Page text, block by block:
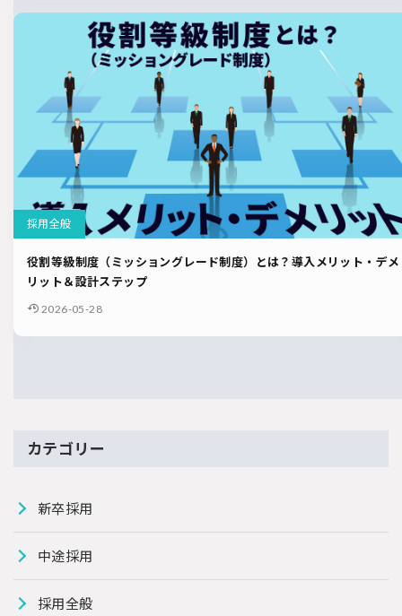
採用全般
役割等級制度（ミッショングレード制度）とは？導入メリット・デメ
リット＆設計ステップ
2026-05-28
カテゴリー
新卒採用
中途採用
採用全般